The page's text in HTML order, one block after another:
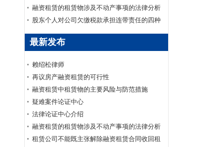
融资租赁的租赁物涉及不动产事项的法律分析
股东个人对公司欠缴税款承担连带责任的四种
情形
最新发布
赖绍松律师
再议房产融资租赁的可行性
融资租赁中租赁物的主要风险与防范措施
疑难案件论证中心
法律论证中心介绍
融资租赁的租赁物涉及不动产事项的法律分析
租赁公司不能既主张解除融资租赁合同收回租